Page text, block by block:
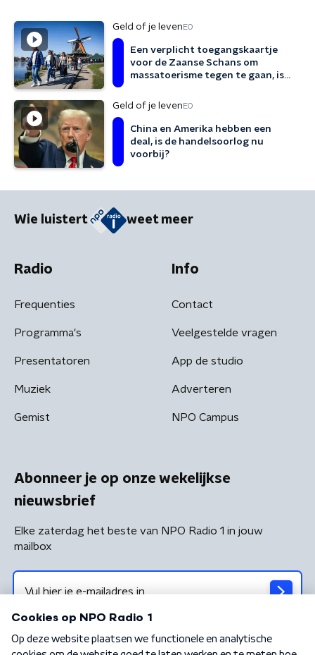
Geld of je leven EO
Een verplicht toegangskaartje
voor de Zaanse Schans om
massatoerisme tegen te gaan, is
Geld of je leven EO
China en Amerika hebben een
deal, is de handelsoorlog nu
voorbij?
Wie luistert weet meer
Radio
Frequenties
Programma's
Presentatoren
Muziek
Gemist
Info
Contact
Veelgestelde vragen
App de studio
Adverteren
NPO Campus
Abonneer je op onze wekelijkse
nieuwsbrief
Elke zaterdag het beste van NPO Radio 1 in jouw
mailbox